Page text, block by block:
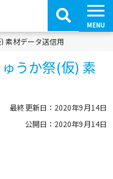
MENU
素材データ送信用
うか祭(仮) 素
最終更新日：2020年9月14日
公開日：2020年9月14日